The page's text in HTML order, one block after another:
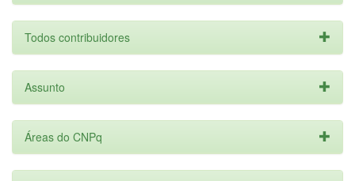
Todos contribuidores
Assunto
Áreas do CNPq